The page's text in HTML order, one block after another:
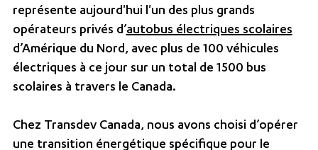
représente aujourd'hui l'un des plus grands
opérateurs privés d’autobus électriques scolaires
d’Amérique du Nord, avec plus de 100 véhicules
électriques à ce jour sur un total de 1500 bus
scolaires à travers le Canada.
Chez Transdev Canada, nous avons choisi d’opérer
une transition énergétique spécifique pour le